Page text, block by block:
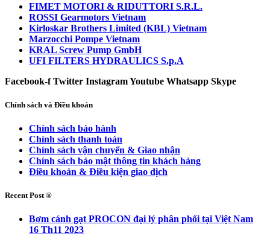
FIMET MOTORI & RIDUTTORI S.R.L.
ROSSI Gearmotors Vietnam
Kirloskar Brothers Limited (KBL) Vietnam
Marzocchi Pompe Vietnam
KRAL Screw Pump GmbH
UFI FILTERS HYDRAULICS S.p.A
Facebook-f Twitter InstagramYoutube Whatsapp Skype
Chính sách và Điều khoản
Chính sách bảo hành
Chính sách thanh toán
Chính sách vận chuyển & Giao nhận
Chính sách bảo mật thông tin khách hàng
Điều khoản & Điều kiện giao dịch
Recent Post ®
Bơm cánh gạt PROCON đại lý phân phối tại Việt Nam
16 Th11 2023